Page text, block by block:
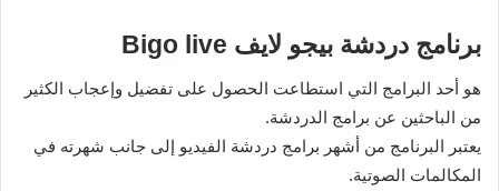
برنامج دردشة بيجو لايف Bigo live
هو أحد البرامج التي استطاعت الحصول على تفضيل وإعجاب الكثير
من الباحثين عن برامج الدردشة.
يعتبر البرنامج من أشهر برامج دردشة الفيديو إلى جانب شهرته في
المكالمات الصوتية.